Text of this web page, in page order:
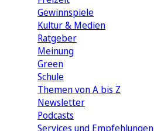
Gewinnspiele
Kultur & Medien
Ratgeber
Meinung
Green
Schule
Themen von A bis Z
Newsletter
Podcasts
Services und Empfehlungen